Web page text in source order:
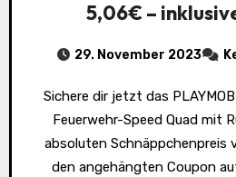
5,06€ –
29. November 2023
Sichere dir jetzt das PLAYMOBIL City Action 71090
Feuerwehr-Speed Quad mit
absoluten Schnäppchenpreis
den angehängten Coupon